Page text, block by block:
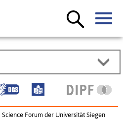
Science Forum der Universität Siegen